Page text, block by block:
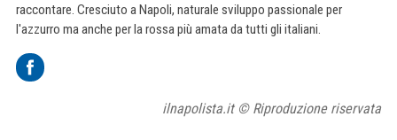
raccontare. Cresciuto a Napoli, naturale sviluppo passionale per
l'azzurro ma anche per la rossa più amata da tutti gli italiani.
ilnapolista.it © Riproduzione riservata